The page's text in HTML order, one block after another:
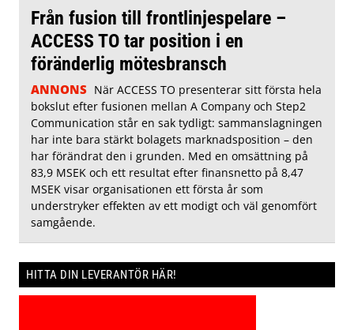
Från fusion till frontlinjespelare –
ACCESS TO tar position i en
föränderlig mötesbransch
ANNONS När ACCESS TO presenterar sitt första hela
bokslut efter fusionen mellan A Company och Step2
Communication står en sak tydligt: sammanslagningen
har inte bara stärkt bolagets marknadsposition – den
har förändrat den i grunden. Med en omsättning på
83,9 MSEK och ett resultat efter finansnetto på 8,47
MSEK visar organisationen ett första år som
understryker effekten av ett modigt och väl genomfört
samgående.
HITTA DIN LEVERANTÖR HÄR!